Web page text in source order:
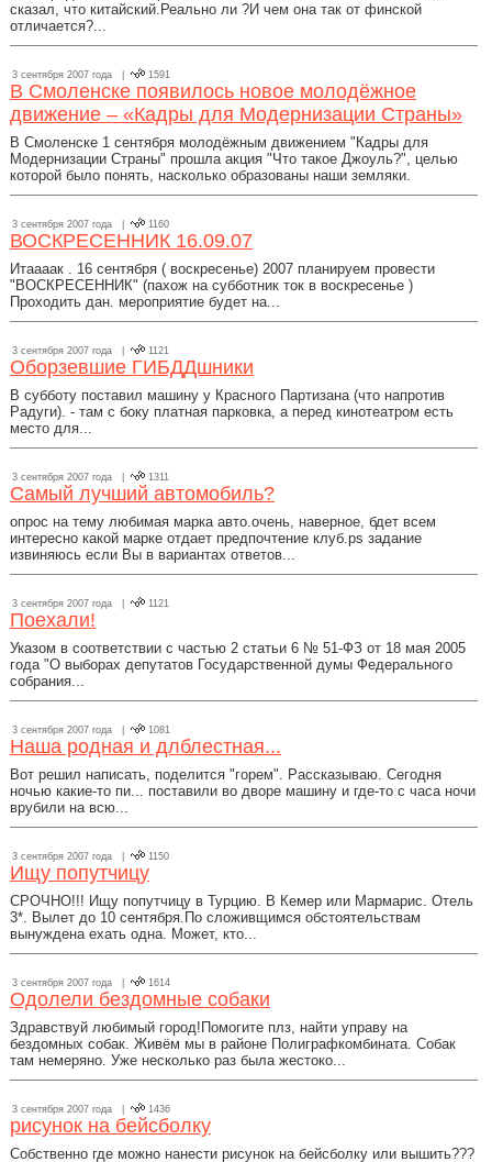
сказал, что китайский.Реально ли ?И чем она так от финской
отличается?...
3 сентября 2007 года | 1591
В Смоленске появилось новое молодёжное
движение – «Кадры для Модернизации Страны»
В Смоленске 1 сентября молодёжным движением "Кадры для
Модернизации Страны" прошла акция "Что такое Джоуль?", целью
которой было понять, насколько образованы наши земляки.
3 сентября 2007 года | 1160
ВОСКРЕСЕННИК 16.09.07
Итаааак . 16 сентября ( воскресенье) 2007 планируем провести
"ВОСКРЕСЕННИК" (пахож на субботник ток в воскресенье )
Проходить дан. мероприятие будет на...
3 сентября 2007 года | 1121
Оборзевшие ГИБДДшники
В субботу поставил машину у Красного Партизана (что напротив
Радуги). - там с боку платная парковка, а перед кинотеатром есть
место для...
3 сентября 2007 года | 1311
Самый лучший автомобиль?
опрос на тему любимая марка авто.очень, наверное, бдет всем
интересно какой марке отдает предпочтение клуб.ps задание
извиняюсь если Вы в вариантах ответов...
3 сентября 2007 года | 1121
Поехали!
Указом в соответствии с частью 2 статьи 6 № 51-ФЗ от 18 мая 2005
года "О выборах депутатов Государственной думы Федерального
собрания...
3 сентября 2007 года | 1081
Наша родная и длблестная...
Вот решил написать, поделится "горем". Рассказываю. Сегодня
ночью какие-то пи... поставили во дворе машину и где-то с часа ночи
врубили на всю...
3 сентября 2007 года | 1150
Ищу попутчицу
СРОЧНО!!! Ищу попутчицу в Турцию. В Кемер или Мармарис. Отель
3*. Вылет до 10 сентября.По сложивщимся обстоятельствам
вынуждена ехать одна. Может, кто...
3 сентября 2007 года | 1614
Одолели бездомные собаки
Здравствуй любимый город!Помогите плз, найти управу на
бездомных собак. Живём мы в районе Полиграфкомбината. Собак
там немеряно. Уже несколько раз была жестоко...
3 сентября 2007 года | 1436
рисунок на бейсболку
Собственно где можно нанести рисунок на бейсболку или вышить???